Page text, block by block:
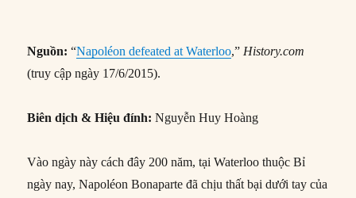
Nguồn: “Napoléon defeated at Waterloo,” History.com
(truy cập ngày 17/6/2015).
Biên dịch & Hiệu đính: Nguyễn Huy Hoàng
Vào ngày này cách đây 200 năm, tại Waterloo thuộc Bỉ
ngày nay, Napoléon Bonaparte đã chịu thất bại dưới tay của